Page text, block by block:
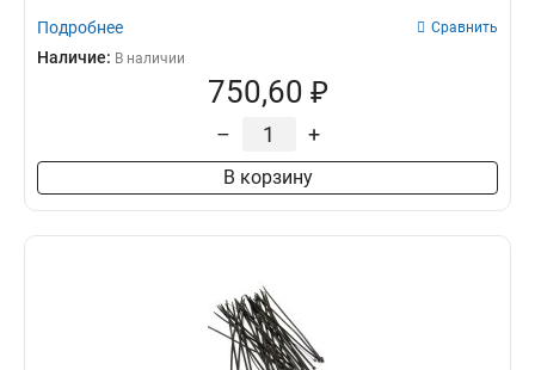
Подробнее Сравнить
Наличие: В наличии
750,60 ₽
– +
В корзину